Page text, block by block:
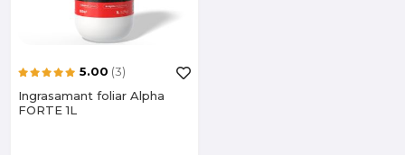
5.00 (3)
Ingrasamant foliar Alpha
FORTE 1L